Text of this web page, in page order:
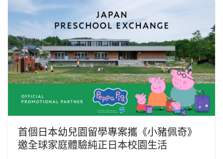
首個日本幼兒園留學專案攜《小豬佩奇》
邀全球家庭體驗純正日本校園生活